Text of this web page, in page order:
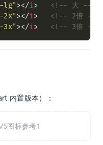
lg"></i> <!-- 大 -->
></i> <!-- 2倍 -->
></i> <!-- 3倍 -->
内置版本）：
图标参考1